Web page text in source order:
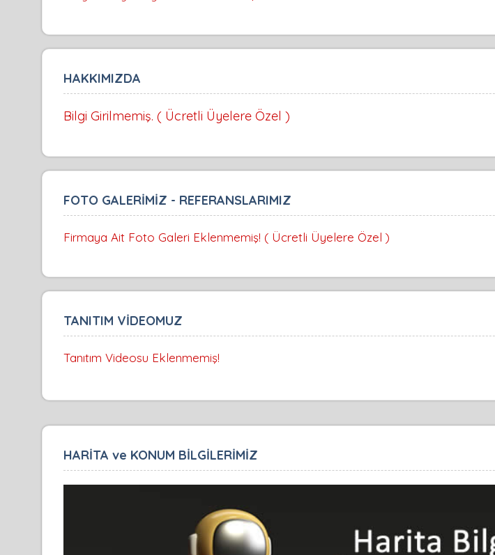
HAKKIMIZDA
Bilgi Girilmemiş. ( Ücretli Üyelere Özel )
FOTO GALERİMİZ - REFERANSLARIMIZ
Firmaya Ait Foto Galeri Eklenmemiş! ( Ücretli Üyelere Özel )
TANITIM VİDEOMUZ
Tanıtım Videosu Eklenmemiş!
HARİTA ve KONUM BİLGİLERİMİZ